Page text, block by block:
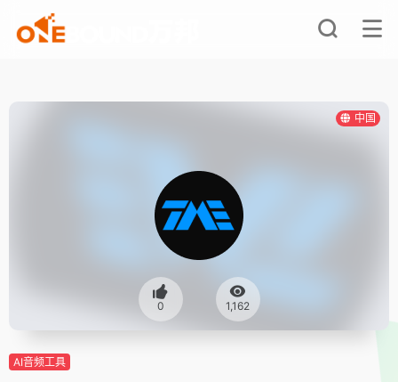
中国
0 1,162
AI音频工具